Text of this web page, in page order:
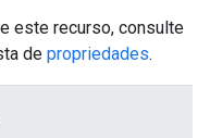
este recurso, consulte
de propriedades.